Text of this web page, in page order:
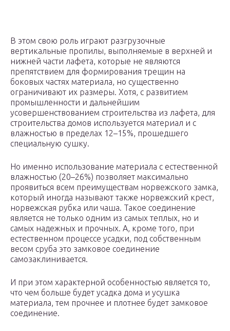
В этом свою роль играют разгрузочные
вертикальные пропилы, выполняемые в верхней и
нижней части лафета, которые не являются
препятствием для формирования трещин на
боковых частях материала, но существенно
ограничивают их размеры. Хотя, с развитием
промышленности и дальнейшим
усовершенствованием строительства из лафета, для
строительства домов используется материал и с
влажностью в пределах 12–15%, прошедшего
специальную сушку.
Но именно использование материала с естественной
влажностью (20–26%) позволяет максимально
проявиться всем преимуществам норвежского замка,
который иногда называют также норвежский крест,
норвежская рубка или чаша. Такое соединение
является не только одним из самых теплых, но и
самых надежных и прочных. А, кроме того, при
естественном процессе усадки, под собственным
весом сруба это замковое соединение
самозаклинивается.
И при этом характерной особенностью является то,
что чем больше будет усадка дома и усушка
материала, тем прочнее и плотнее будет замковое
соединение.